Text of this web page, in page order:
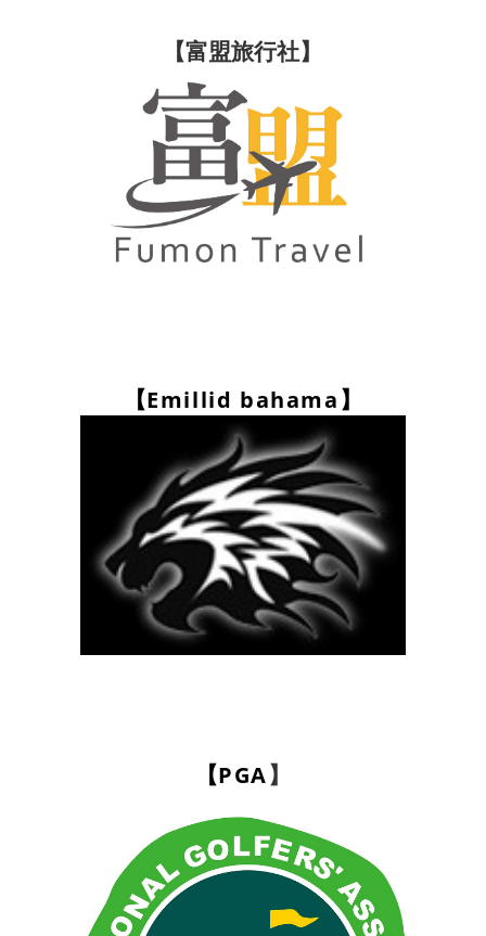
【富盟旅行社】
【Emillid bahama 】
【PGA 】